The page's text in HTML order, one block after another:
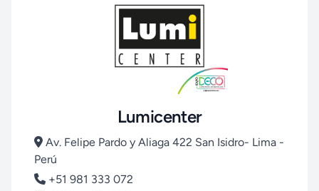
Lumicenter
Av. Felipe Pardo y Aliaga 422 San Isidro- Lima -
Perú
+51 981 333 072